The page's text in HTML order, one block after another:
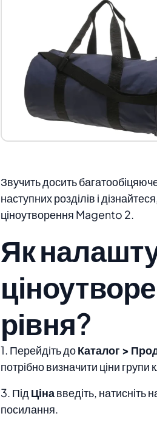
Звучить досить
наступних розділів і
ціноутворення Magento 2.
Як
рівня?
1. Перейдіть доКаталог >
потрібно визначити ціни групи
3. Під Цінавведіть, натисніть
посилання.